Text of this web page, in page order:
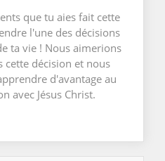
que tu aies fait cette
l'une des décisions
ta vie ! Nous aimerions
cette décision et nous
d'avantage au
avec Jésus Christ.